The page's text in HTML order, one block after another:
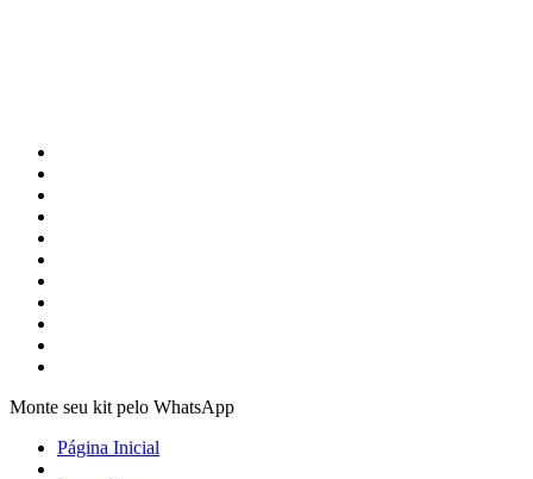
Monte seu kit pelo WhatsApp
Página Inicial